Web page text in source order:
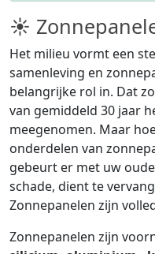
☀
Het milieu vormt een
samenleving en
belangrijke rol in. Dat
van gemiddeld 30 jaar
meegenomen. Maar
onderdelen van
gebeurt er met uw
schade, dient te
Zonnepanelen zijn
Zonnepanelen zijn